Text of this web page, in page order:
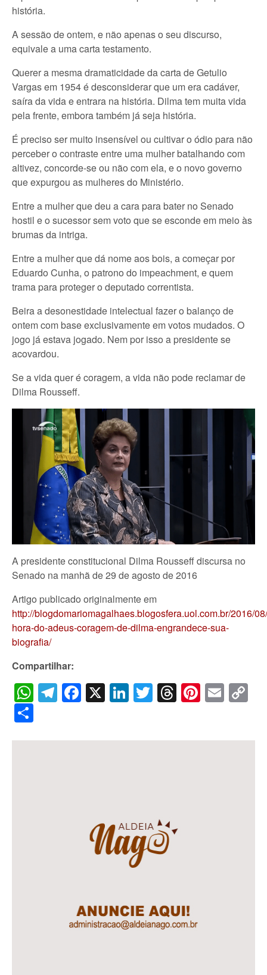
história.
A sessão de ontem, e não apenas o seu discurso,
equivale a uma carta testamento.
Querer a mesma dramaticidade da carta de Getulio
Vargas em 1954 é desconsiderar que um era cadáver,
saíra da vida e entrara na história. Dilma tem muita vida
pela frente, embora também já seja história.
É preciso ser muito insensível ou cultivar o ódio para não
perceber o contraste entre uma mulher batalhando com
altivez, concorde-se ou não com ela, e o novo governo
que expurgou as mulheres do Ministério.
Entre a mulher que deu a cara para bater no Senado
hostil e o sucessor sem voto que se esconde em meio às
brumas da intriga.
Entre a mulher que dá nome aos bois, a começar por
Eduardo Cunha, o patrono do impeachment, e quem
trama para proteger o deputado correntista.
Beira a desonestidade intelectual fazer o balanço de
ontem com base exclusivamente em votos mudados. O
jogo já estava jogado. Nem por isso a presidente se
acovardou.
Se a vida quer é coragem, a vida não pode reclamar de
Dilma Rousseff.
A presidente constitucional Dilma Rousseff discursa no
Senado na manhã de 29 de agosto de 2016
Artigo publicado originalmente em
http://blogdomariomagalhaes.blogosfera.uol.com.br/2016/
hora-do-adeus-coragem-de-dilma-engrandece-sua-
biografia/
Compartilhar:
WhatsApp
Telegram
Facebook
X LinkedIn
Twitter
Threads